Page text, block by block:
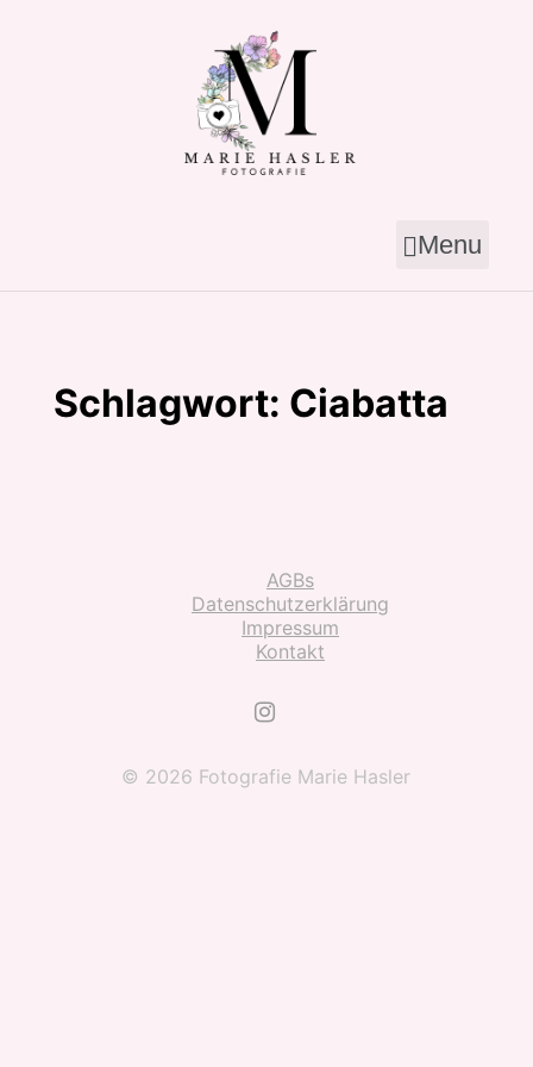
Menu
Schlagwort: Ciabatta
AGBs
Datenschutzerklärung
Impressum
Kontakt
© 2026 Fotografie Marie Hasler